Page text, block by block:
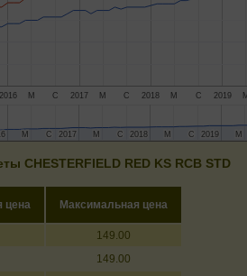
2016 2017 2018 2019
М С М С М С М
2017
2017 2018
2018 2019
2019
М
М С
С М
М С
С М
М С
С М
М
CHESTERFIELD RED KS RCB STD
цена Максимальная цена
149.00
149.00